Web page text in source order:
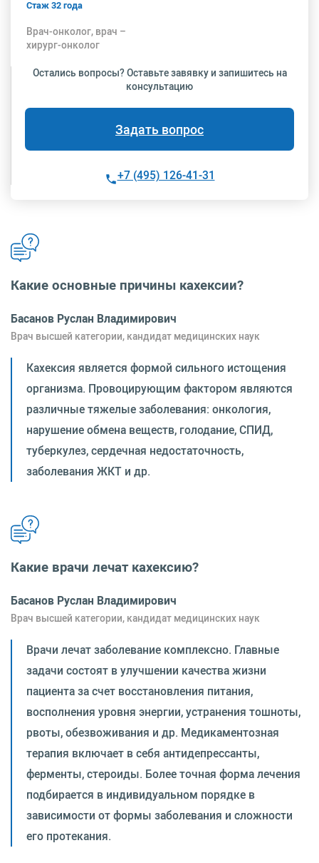
Стаж 32 года
Врач-онколог, врач –
хирург-онколог
Остались вопросы? Оставьте завявку и запишитесь на
консультацию
Задать вопрос
+7 (495) 126-41-31
Какие основные причины кахексии?
Басанов Руслан Владимирович
Врач высшей категории, кандидат медицинских наук
Кахексия является формой сильного истощения
организма. Провоцирующим фактором являются
различные тяжелые заболевания: онкология,
нарушение обмена веществ, голодание, СПИД,
туберкулез, сердечная недостаточность,
заболевания ЖКТ и др.
Какие врачи лечат кахексию?
Басанов Руслан Владимирович
Врач высшей категории, кандидат медицинских наук
Врачи лечат заболевание комплексно. Главные
задачи состоят в улучшении качества жизни
пациента за счет восстановления питания,
восполнения уровня энергии, устранения тошноты,
рвоты, обезвоживания и др. Медикаментозная
терапия включает в себя антидепрессанты,
ферменты, стероиды. Более точная форма лечения
подбирается в индивидуальном порядке в
зависимости от формы заболевания и сложности
его протекания.